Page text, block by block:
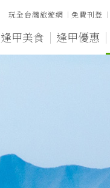
逢甲美食 逢甲優惠
玩全台灣旅遊網 免費刊登